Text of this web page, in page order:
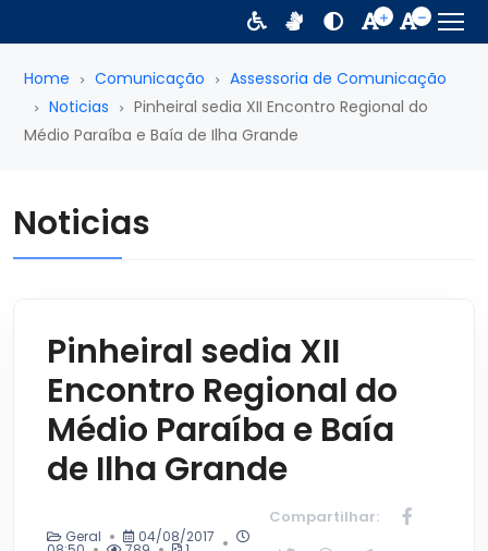
Home Comunicação
Assessoria de Comunicação
Noticias
Pinheiral sedia XII Encontro Regional do
Médio Paraíba e Baía de Ilha Grande
Noticias
Pinheiral sedia XII
Encontro Regional do
Médio Paraíba e Baía
de Ilha Grande
Geral 04/08/2017
Compartilhar: